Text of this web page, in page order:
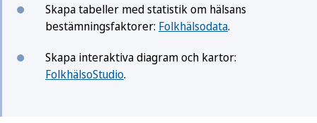
Skapa tabeller med statistik om hälsans
bestämningsfaktorer: Folkhälsodata.
Skapa interaktiva diagram och kartor:
FolkhälsoStudio.